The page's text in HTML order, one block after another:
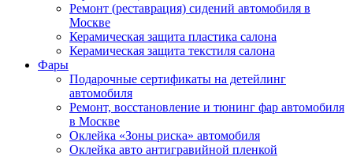
Ремонт (реставрация) сидений автомобиля в
Москве
Керамическая защита пластика салона
Керамическая защита текстиля салона
Фары
Подарочные сертификаты на детейлинг
автомобиля
Ремонт, восстановление и тюнинг фар автомобиля
в Москве
Оклейка «Зоны риска» автомобиля
Оклейка авто антигравийной пленкой